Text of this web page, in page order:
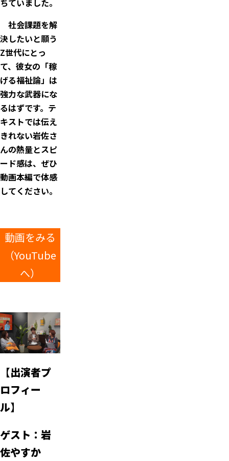
ちていました。
社会課題を解
決したいと願う
Z世代にとっ
て、彼女の「稼
げる福祉論」は
強力な武器にな
るはずです。テ
キストでは伝え
きれない岩佐さ
んの熱量とスピ
ード感は、ぜひ
動画本編で体感
してください。
動画をみる
（YouTube
へ）
【出演者プ
ロフィー
ル】
ゲスト： 岩
佐やすか